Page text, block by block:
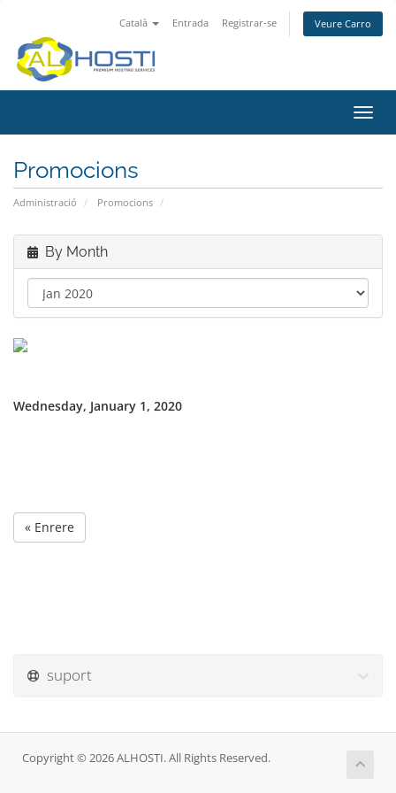
Català Entrada Registrar-se Veure Carro
Promocions
Administració Promocions
By Month
Wednesday, January 1, 2020
« Enrere
suport
Copyright © 2026 ALHOSTI. All Rights Reserved.